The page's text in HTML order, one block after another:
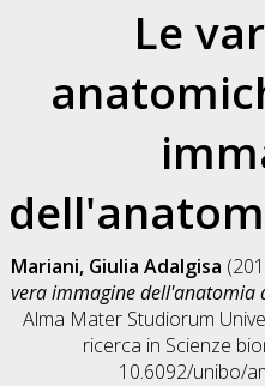
Le
Mariani, Giulia Adalgisa
vera immagine dell'anatomia
Alma Mater Studiorum
ricerca in Scienze
10.6092/unibo/